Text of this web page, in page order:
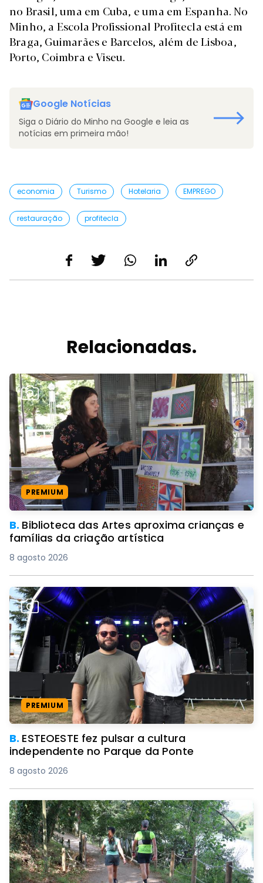
no Brasil, uma em Cuba, e uma em Espanha. No
Minho, a Escola Profissional Profitecla está em
Braga, Guimarães e Barcelos, além de Lisboa,
Porto, Coimbra e Viseu.
Google Notícias
Siga o Diário do Minho na Google e leia as
notícias em primeira mão!
economia Turismo Hotelaria EMPREGO
restauração profitecla
Relacionadas.
PREMIUM
B. Biblioteca das Artes aproxima crianças e
famílias da criação artística
8 agosto 2026
PREMIUM
B. ESTEOESTE fez pulsar a cultura
independente no Parque da Ponte
8 agosto 2026